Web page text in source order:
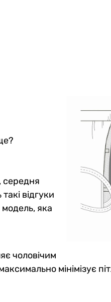
середня
відгуки
модель, яка
чоловічим
мінімізує